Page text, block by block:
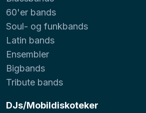
60'er bands
Soul- og funkbands
Latin bands
Ensembler
Bigbands
Tribute bands
DJs/Mobildiskoteker